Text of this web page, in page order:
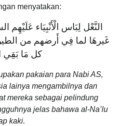
menyatakan:
النَّعْل لِبَاس الْأَنْبِيَاء عَلَيْهِم
غَيرهَا لما فِي أَرضهم من
كل مَا بَقِي
pakaian para Nabi AS,
lainya mengambilnya dan
mereka sebagai pelindung
jelas bahawa al-Na’lu
kaki.